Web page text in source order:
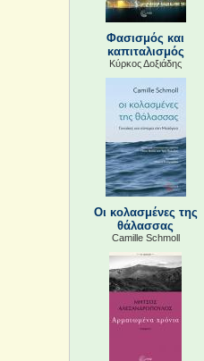
Φασισμός και
καπιταλισμός
Κύρκος Δοξιάδης
Οι κολασμένες της
θάλασσας
Camille Schmoll